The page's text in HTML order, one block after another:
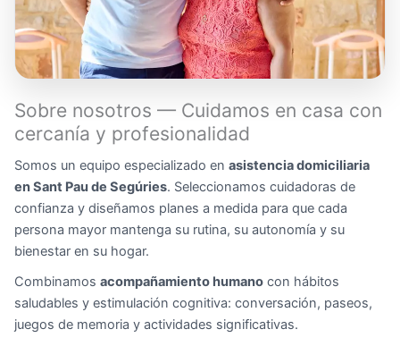
Sobre nosotros — Cuidamos en casa con
cercanía y profesionalidad
Somos un equipo especializado en asistencia domiciliaria
en Sant Pau de Segúries. Seleccionamos cuidadoras de
confianza y diseñamos planes a medida para que cada
persona mayor mantenga su rutina, su autonomía y su
bienestar en su hogar.
Combinamos acompañamiento humano con hábitos
saludables y estimulación cognitiva: conversación, paseos,
juegos de memoria y actividades significativas.